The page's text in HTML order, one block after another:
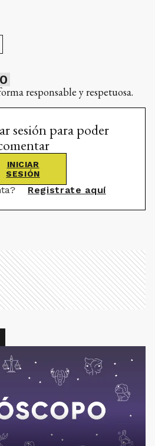
0
responsable y respetuosa.
sesión para poder
INICIAR
SESIÓN
Registrate aquí